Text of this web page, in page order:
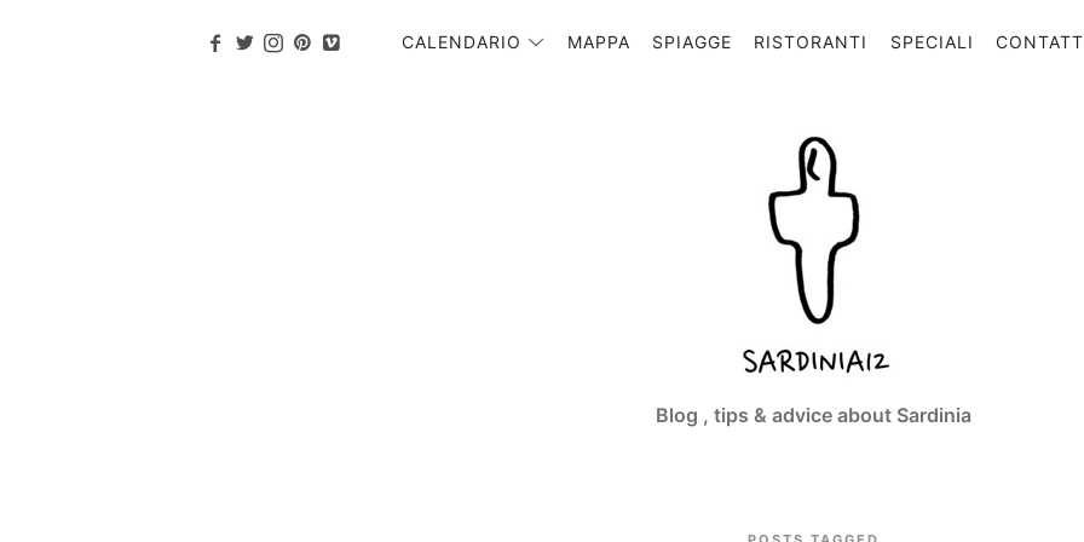
Sardinia12
Blog , tips & advice about Sardinia
CALENDARIO MAPPA SPIAGGE RISTORANTI SPECIALI